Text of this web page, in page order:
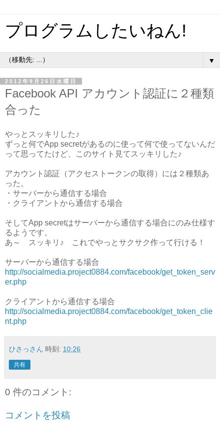
プログラムしたいねん!
▼
2012年9月26日水曜日
Facebook API アカウント認証に２種類
合った
やっとスッキリした♪
ずっと何でApp secretがあるのに使って何で使ってないんだ
って思ってたけど、このサイト見てスッキリした♪
アカウント認証（アクセストークンの取得）には２種類あ
った。
・サーバーから通信する場合
・クライアントから通信する場合
そしてApp secretはサーバーから通信する場合にのみ仕様す
るようです。
あ～ スッキリ♪ これでやっとサクサク作って行ける！
サーバーから通信する場合
http://socialmedia.project0884.com/facebook/get_token_serv
er.php
クライアントから通信する場合
http://socialmedia.project0884.com/facebook/get_token_clie
nt.php
ひさっさん 時刻: 10:26
共有
0 件のコメント:
コメントを投稿